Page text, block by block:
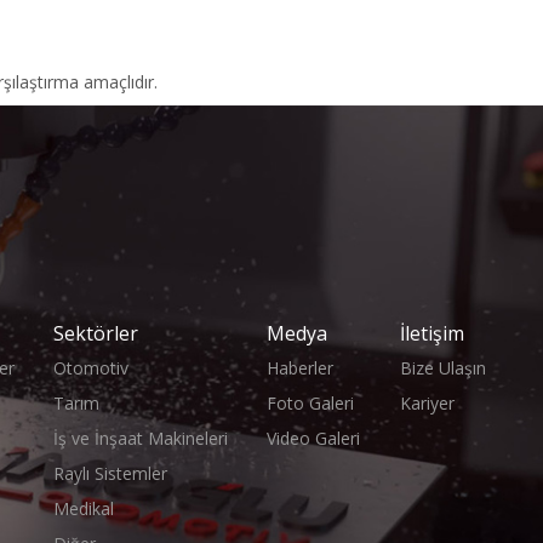
amaçlıdır.
Sektörler
Otomotiv
Tarım
İş ve İnşaat Makineleri
Raylı Sistemler
Medikal
Medya
Haberler
Foto Galeri
Video Galeri
İletişim
Bize Ulaşın
Kariyer